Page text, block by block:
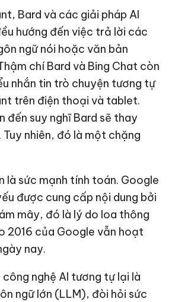
Bard và các giải pháp AI
hướng đến việc trả lời các
ngữ nói hoặc văn bản
chí Bard và Bing Chat còn
nhắn tin trò chuyện tương tự
trên điện thoại và tablet.
đến suy nghĩ Bard sẽ thay
nhiên, đó là một chặng
là sức mạnh tính toán. Google
được cung cấp nội dung bởi
mây, đó là lý do loa thông
2016 của Google vẫn hoạt
nay.
nghệ AI tương tự lại là
ngữ lớn (LLM), đòi hỏi sức